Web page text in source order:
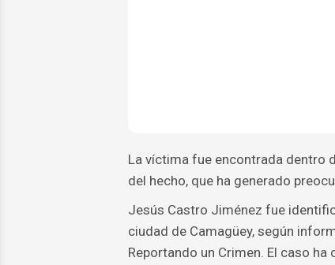
La víctima fue encontrada dentro
del hecho, que ha generado
Jesús Castro Jiménez fue
ciudad de Camagüey, según
Reportando un Crimen. El caso